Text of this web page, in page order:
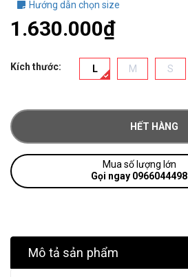
Hướng dẫn chọn size
1.630.000₫
Kích thước: L M S
HẾT HÀNG
Mua số lượng lớn
Gọi ngay 0966044498
Mô tả sản phẩm